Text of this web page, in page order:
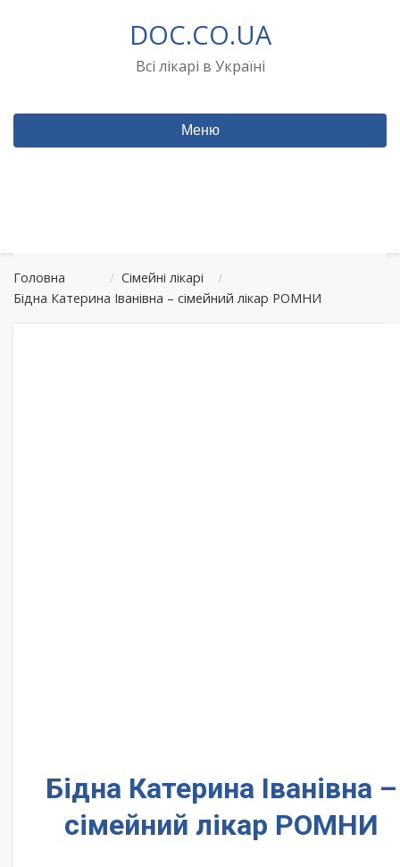
DOC.CO.UA
Всі лікарі в Україні
Меню
Головна / Сімейні лікарі
/
Бідна Катерина Іванівна – сімейний лікар РОМНИ
Бідна Катерина Іванівна –
сімейний лікар РОМНИ